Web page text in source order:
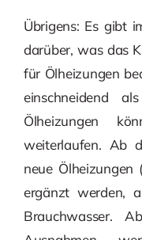
Übrigens: Es gibt
darüber, was das
für Ölheizungen
einschneidend
Ölheizungen
weiterlaufen. Ab
neue Ölheizungen
ergänzt werden,
Brauchwasser.